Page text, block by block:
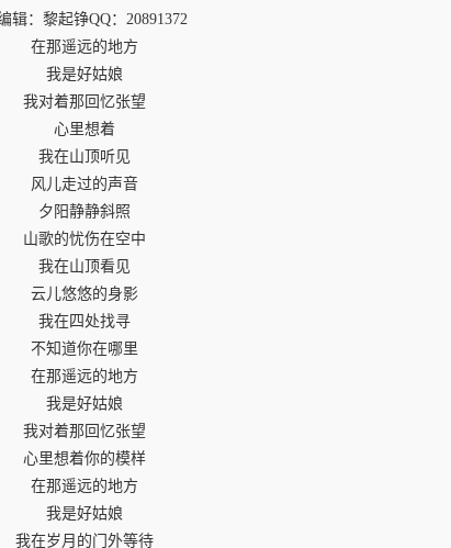
辑：黎起铮QQ：20891372
在那遥远的地方
我是好姑娘
我对着那回忆张望
心里想着
我在山顶听见
风儿走过的声音
夕阳静静斜照
山歌的忧伤在空中
我在山顶看见
云儿悠悠的身影
我在四处找寻
不知道你在哪里
在那遥远的地方
我是好姑娘
我对着那回忆张望
心里想着你的模样
在那遥远的地方
我是好姑娘
我在岁月的门外等待